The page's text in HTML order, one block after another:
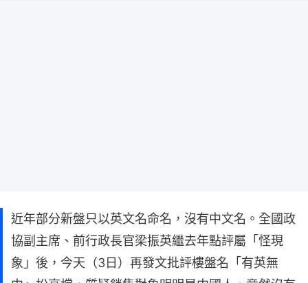
近年部分新盤只以英文名命名，沒有中文名。全國政
協副主席、前行政長官梁振英繼去年點評屬「怪現
象」後，今天（3日）再發文批評樓盤名「有英無